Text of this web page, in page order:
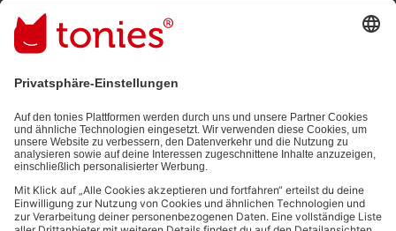
Mit dem Absenden abonnierst du unseren E-Mail-Newsletter, der
auf den von dir bereitgestellten Informationen (z.B. Account-
informationen) und den von dir zu Werbezwecken bereitgestellten
Datenschutzbestimmungen.
Bezahlmethoden: